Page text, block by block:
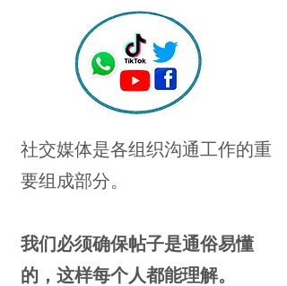
社交媒体是各组织沟通工作的重
要组成部分。
我们必须确保帖子是通俗易懂
的，这样每个人都能理解。